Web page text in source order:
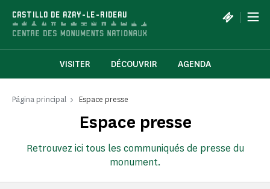
CASTILLO DE AZAY-LE-RIDEAU |
VISITER DÉCOUVRIR AGENDA
Página principal Espace presse
Espace presse
Retrouvez ici tous les communiqués de presse du
monument.